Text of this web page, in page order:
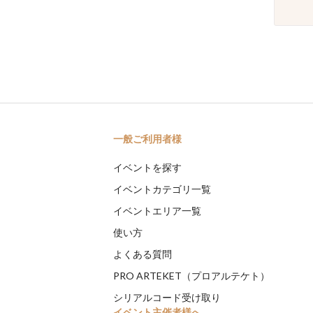
一般ご利用者様
イベントを探す
イベントカテゴリ一覧
イベントエリア一覧
使い方
よくある質問
PRO ARTEKET（プロアルテケト）
シリアルコード受け取り